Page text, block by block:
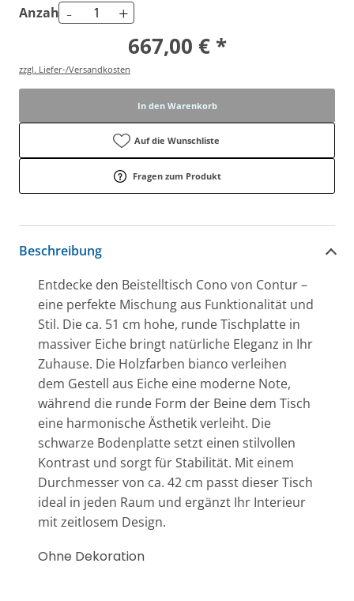
Anzahl - +
667,00 € *
zzgl. Liefer-/Versandkosten
In den Warenkorb
Auf die Wunschliste
Fragen zum Produkt
Beschreibung
Entdecke den Beistelltisch Cono von Contur –
eine perfekte Mischung aus Funktionalität und
Stil. Die ca. 51 cm hohe, runde Tischplatte in
massiver Eiche bringt natürliche Eleganz in Ihr
Zuhause. Die Holzfarben bianco verleihen
dem Gestell aus Eiche eine moderne Note,
während die runde Form der Beine dem Tisch
eine harmonische Ästhetik verleiht. Die
schwarze Bodenplatte setzt einen stilvollen
Kontrast und sorgt für Stabilität. Mit einem
Durchmesser von ca. 42 cm passt dieser Tisch
ideal in jeden Raum und ergänzt Ihr Interieur
mit zeitlosem Design.
Ohne Dekoration